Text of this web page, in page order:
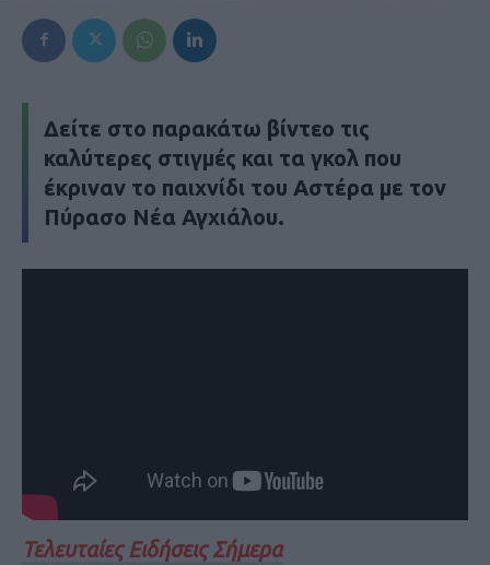
Δείτε στο παρακάτω βίντεο τις
καλύτερες στιγμές και τα γκολ που
έκριναν το παιχνίδι του Αστέρα με τον
Πύρασο Νέα Αγχιάλου.
Τελευταίες Ειδήσεις Σήμερα